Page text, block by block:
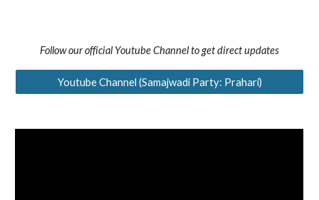
Follow our official Youtube Channel to get direct updates
Youtube Channel (Samajwadi Party: Prahari)